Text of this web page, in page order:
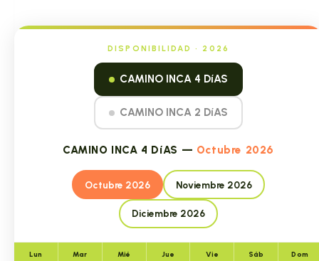
DISPONIBILIDAD • 2026
CAMINO INCA 4 DíAS
CAMINO INCA 2 DíAS
CAMINO INCA 4 DíAS — Octubre 2026
Octubre 2026 Noviembre 2026
Diciembre 2026
Lun Mar Mié Jue Vie Sáb Dom